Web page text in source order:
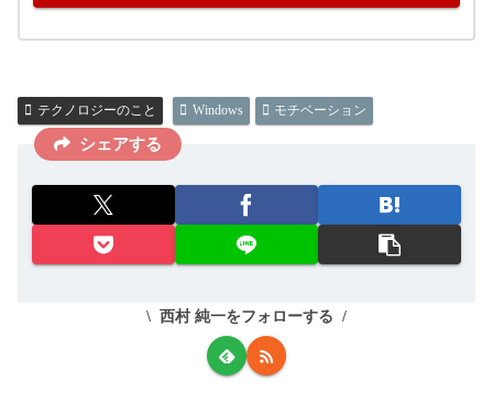
テクノロジーのこと Windows モチベーション
シェアする
西村 純一をフォローする